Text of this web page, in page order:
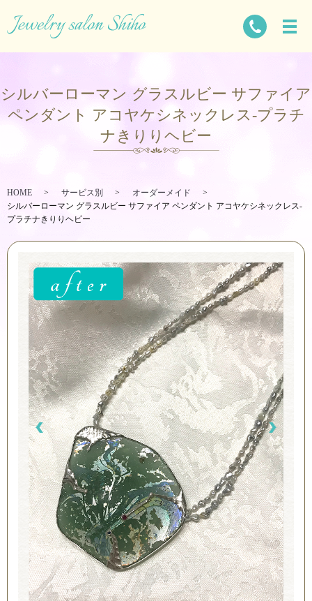
シルバーローマン グラスルビー サファイア
ペンダント アコヤケシネックレス-プラチ
ナきりりヘビー
HOME サービス別
オーダーメイド
シルバーローマン グラスルビー サファイア ペンダント アコヤケシネックレス-
プラチナきりりヘビー